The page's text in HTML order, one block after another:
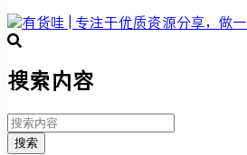
搜索内容
搜索